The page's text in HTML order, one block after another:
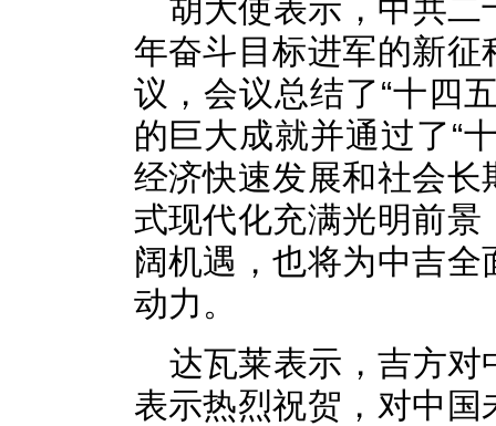
胡大使表示，中共
年奋斗目标进军的新
议，会议总结了“十四
的巨大成就并通过了“
经济快速发展和社会
式现代化充满光明前
阔机遇，也将为中吉
动力。
达瓦莱表示，吉方
表示热烈祝贺，对中